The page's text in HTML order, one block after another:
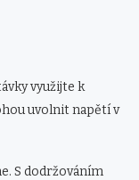
využijte k
uvolnit napětí v
S dodržováním